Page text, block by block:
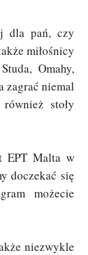
dla pań, czy
miłośnicy
Omahy,
zagrać niemal
stoły
EPT Malta w
doczekać się
możecie
niezwykle